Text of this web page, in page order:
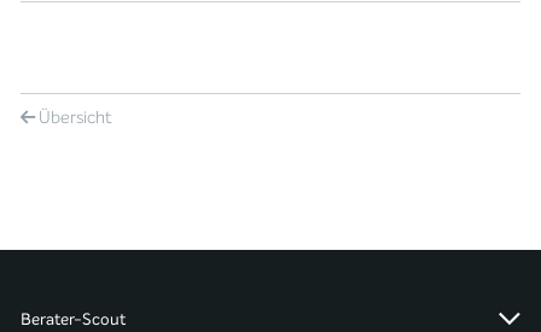
Übersicht
Berater-Scout